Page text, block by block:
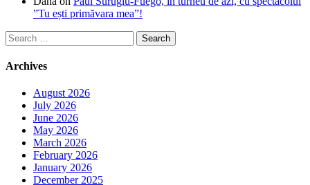
”Tu ești primăvara mea”!
Search
for:
Archives
August 2026
July 2026
June 2026
May 2026
March 2026
February 2026
January 2026
December 2025